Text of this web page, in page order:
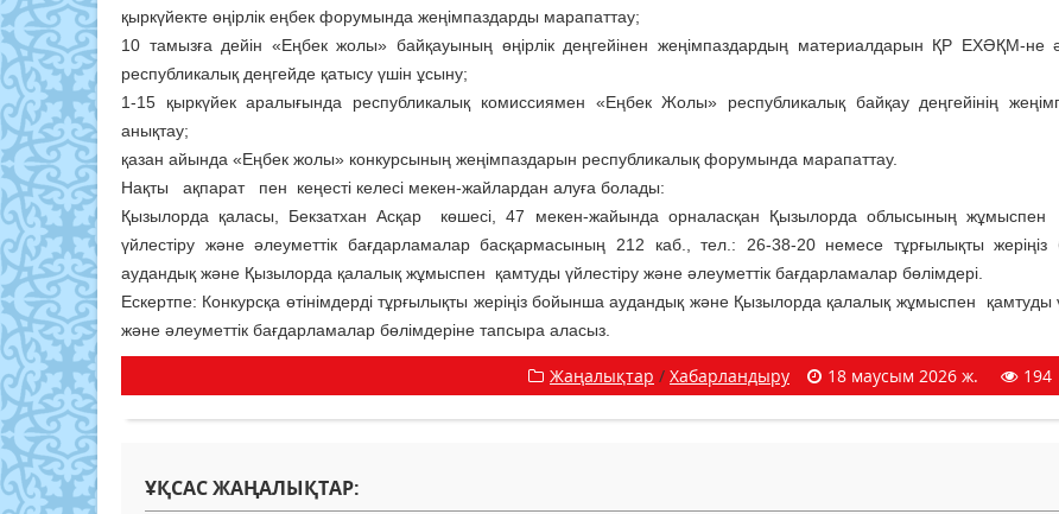
қыркүйекте өңірлік еңбек форумында жеңімпаздарды марапаттау;
10 тамызға дейін «Еңбек жолы» бай­қауының өңірлік деңгейінен жеңімпаз­дардың материалдарын ҚР ЕХӘҚМ-не
республикалық деңгейде қа­тысу үшін ұсыну;
1-15 қыркүйек аралығында республи­калық комиссиямен «Еңбек Жолы» рес­публикалық байқау деңгейінің
анықтау;
қазан айында «Еңбек жолы» конкур­сының жеңімпаз­дарын республикалық форумында марапаттау.
Нақты ақпарат пен кеңесті келесі мекен-жайлардан алуға болады:
Қызылорда қаласы, Бекзатхан Асқар көшесі, 47 мекен-жа­йында орналасқан Қы­­зылорда облысының жұмыс­пен
үйлестіру және әлеуметтік бағдар­ламалар бас­қар­масының 212 каб., тел.: 26-38-20 немесе тұрғы­лықты
аудандық және Қызылорда қа­­лалық жұмыспен қамтуды үйлестіру және әлеуметтік бағдарламалар бөлім­дері.
Ескертпе: Конкурсқа өтінімдерді тұр­ғылықты жеріңіз бойынша аудандық және Қызылорда қалалық жұмыспен қам­туды
және әлеуметтік бағ­дар­ламалар бөлімдеріне тапсыра аласыз.
Жаңалықтар / Хабарландыру 18 маусым 2026 ж. 194
ҰҚСАС ЖАҢАЛЫҚТАР: